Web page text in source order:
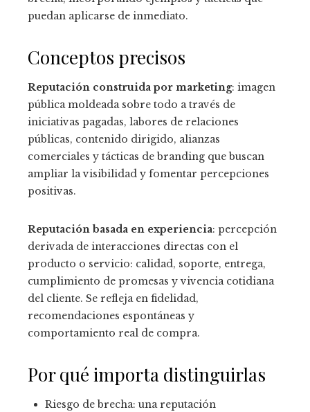
puedan aplicarse de inmediato.
Conceptos precisos
Reputación construida por marketing: imagen
pública moldeada sobre todo a través de
iniciativas pagadas, labores de relaciones
públicas, contenido dirigido, alianzas
comerciales y tácticas de branding que buscan
ampliar la visibilidad y fomentar percepciones
positivas.
Reputación basada en experiencia: percepción
derivada de interacciones directas con el
producto o servicio: calidad, soporte, entrega,
cumplimiento de promesas y vivencia cotidiana
del cliente. Se refleja en fidelidad,
recomendaciones espontáneas y
comportamiento real de compra.
Por qué importa distinguirlas
Riesgo de brecha: una reputación